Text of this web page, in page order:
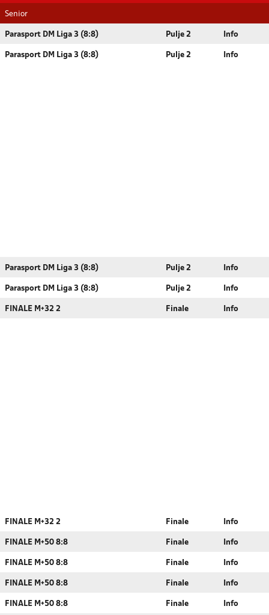
Senior
Parasport DM Liga 3 (8:8) Pulje 2 Info
Parasport DM Liga 3 (8:8) Pulje 2 Info
Parasport DM Liga 3 (8:8) Pulje 2 Info
Parasport DM Liga 3 (8:8) Pulje 2 Info
FINALE M+32 2 Finale Info
FINALE M+32 2 Finale Info
FINALE M+50 8:8 Finale Info
FINALE M+50 8:8 Finale Info
FINALE M+50 8:8 Finale Info
FINALE M+50 8:8 Finale Info